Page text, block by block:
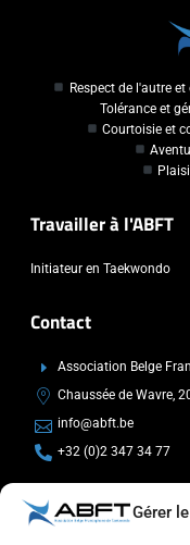
Gérer
Respect de l'autre
Tolérance et
Courtoisie et
Travailler à l'ABFT
Initiateur en Taekwondo
Contact
Association Belge
Chaussée de Wavre,
info@abft.be
+32 (0)2 347 34 77